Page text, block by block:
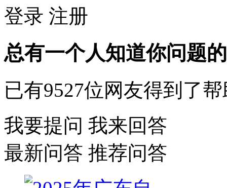
登录 注册
总有一个人知道你问题
已有9527位网友得到了帮
我要提问 我来回答
最新问答 推荐问答